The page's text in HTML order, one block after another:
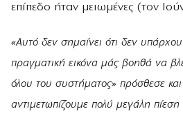
επίπεδο ήταν μειωμένες (τον
«Αυτό δεν σημαίνει ότι δεν
πραγματική εικόνα μάς βοηθά να
όλου του συστήματος» πρόσθεσε
αντιμετωπίζουμε πολύ μεγάλη πίεση